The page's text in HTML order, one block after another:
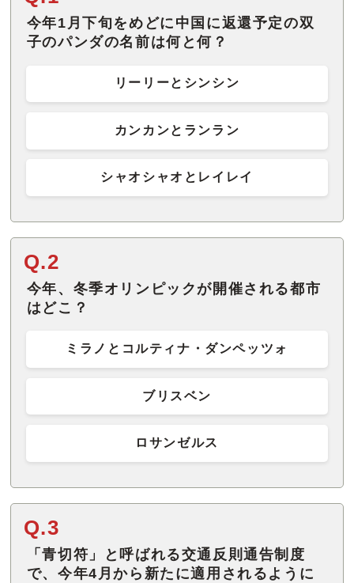
今年1月下旬をめどに中国に返還予定の双
子のパンダの名前は何と何？
リーリーとシンシン
カンカンとランラン
シャオシャオとレイレイ
Q.2
今年、冬季オリンピックが開催される都市
はどこ？
ミラノとコルティナ・ダンペッツォ
ブリスベン
ロサンゼルス
Q.3
「青切符」と呼ばれる交通反則通告制度
で、今年4月から新たに適用されるように